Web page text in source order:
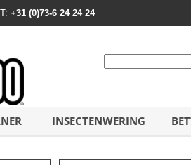
T: +31 (0)73-6 24 24 24
INSECTENWERING